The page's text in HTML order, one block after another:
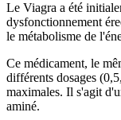
Le Viagra a été
dysfonctionnement
le métabolisme de
Ce médicament, le
différents dosages
maximales. Il s'agit
aminé.